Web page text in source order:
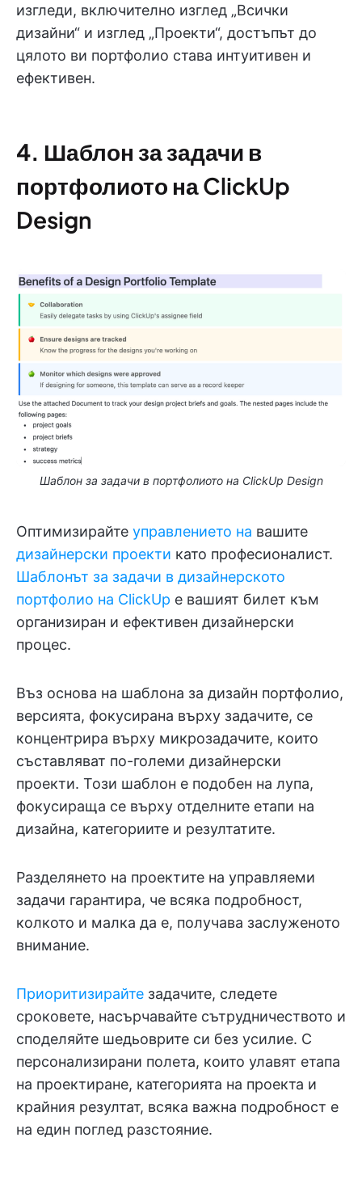
изгледи, включително изглед „Всички
дизайни“ и изглед „Проекти“, достъпът до
цялото ви портфолио става интуитивен и
ефективен.
4. Шаблон за задачи в
портфолиото на ClickUp
Design
Шаблон за задачи в портфолиото на ClickUp Design
Оптимизирайте управлението на вашите
дизайнерски проекти като професионалист.
Шаблонът за задачи в дизайнерското
портфолио на ClickUp е вашият билет към
организиран и ефективен дизайнерски
процес.
Въз основа на шаблона за дизайн портфолио,
версията, фокусирана върху задачите, се
концентрира върху микрозадачите, които
съставляват по-големи дизайнерски
проекти. Този шаблон е подобен на лупа,
фокусираща се върху отделните етапи на
дизайна, категориите и резултатите.
Разделянето на проектите на управляеми
задачи гарантира, че всяка подробност,
колкото и малка да е, получава заслуженото
внимание.
Приоритизирайте задачите, следете
сроковете, насърчавайте сътрудничеството и
споделяйте шедьоврите си без усилие. С
персонализирани полета, които улавят етапа
на проектиране, категорията на проекта и
крайния резултат, всяка важна подробност е
на един поглед разстояние.